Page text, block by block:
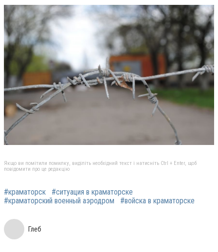
Якщо ви помітили помилку, виділіть необхідний текст і натисніть Ctrl + Enter, щоб
повідомити про це редакцію
#краматорск
#ситуация в краматорске
#краматорский военный аэродром
#войска в краматорске
Глеб